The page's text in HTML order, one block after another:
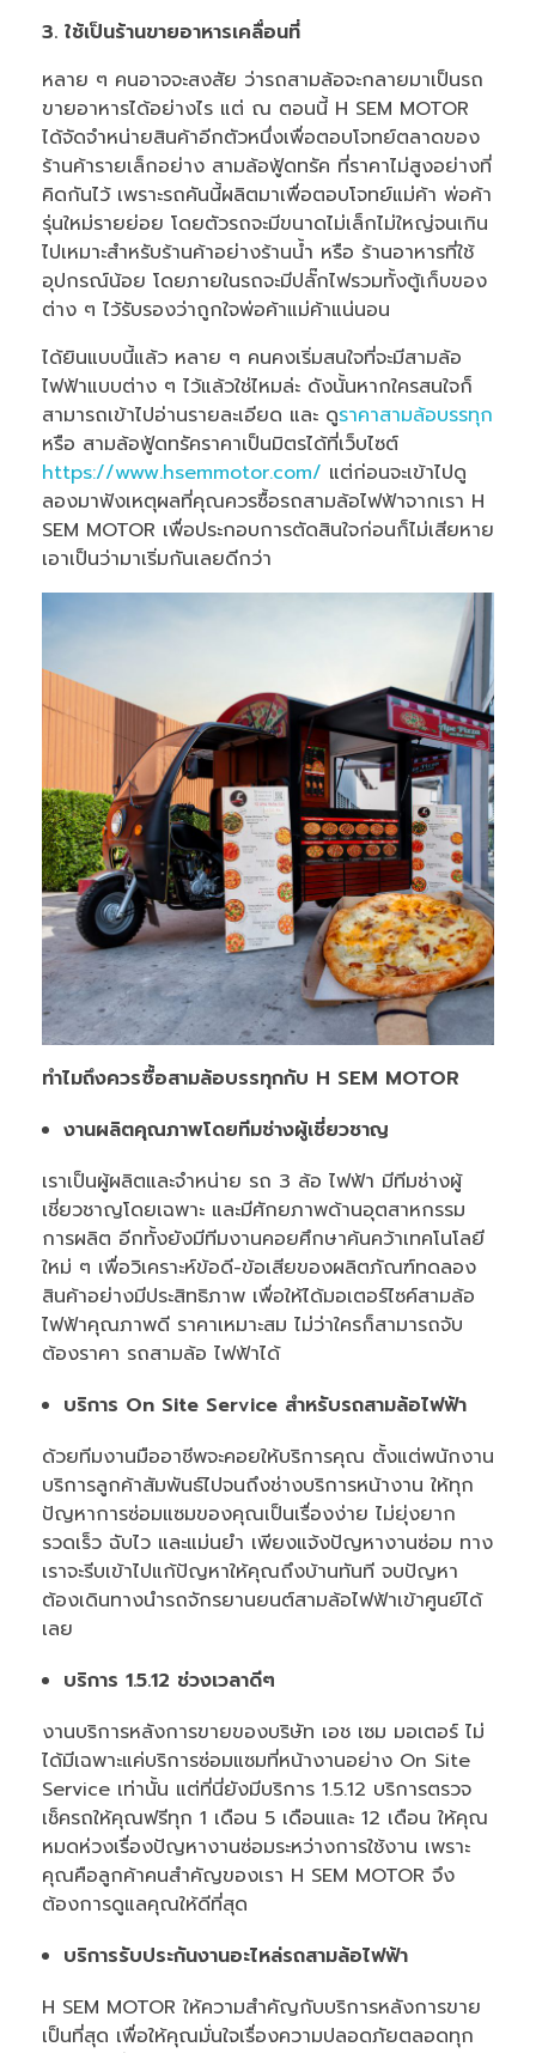
3. ใช้เป็นร้านขายอาหารเคลื่อนที่
หลาย ๆ คนอาจจะสงสัย ว่ารถสามล้อจะกลายมาเป็นรถ
ขายอาหารได้อย่างไร แต่ ณ ตอนนี้ H SEM MOTOR
ได้จัดจำหน่ายสินค้าอีกตัวหนึ่งเพื่อตอบโจทย์ตลาดของ
ร้านค้ารายเล็กอย่าง สามล้อฟู้ดทรัค ที่ราคาไม่สูงอย่างที่
คิดกันไว้ เพราะรถคันนี้ผลิตมาเพื่อตอบโจทย์แม่ค้า พ่อค้า
รุ่นใหม่รายย่อย โดยตัวรถจะมีขนาดไม่เล็กไม่ใหญ่จนเกิน
ไปเหมาะสำหรับร้านค้าอย่างร้านน้ำ หรือ ร้านอาหารที่ใช้
อุปกรณ์น้อย โดยภายในรถจะมีปลั๊กไฟรวมทั้งตู้เก็บของ
ต่าง ๆ ไว้รับรองว่าถูกใจพ่อค้าแม่ค้าแน่นอน
ได้ยินแบบนี้แล้ว หลาย ๆ คนคงเริ่มสนใจที่จะมีสามล้อ
ไฟฟ้าแบบต่าง ๆ ไว้แล้วใช่ไหมล่ะ ดังนั้นหากใครสนใจก็
สามารถเข้าไปอ่านรายละเอียด และ ดูราคาสามล้อบรรทุก
หรือ สามล้อฟู้ดทรัคราคาเป็นมิตรได้ที่เว็บไซต์
https://www.hsemmotor.com/ แต่ก่อนจะเข้าไปดู
ลองมาฟังเหตุผลที่คุณควรซื้อรถสามล้อไฟฟ้าจากเรา H
SEM MOTOR เพื่อประกอบการตัดสินใจก่อนก็ไม่เสียหาย
เอาเป็นว่ามาเริ่มกันเลยดีกว่า
ทำไมถึงควรซื้อสามล้อบรรทุกกับ H SEM MOTOR
งานผลิตคุณภาพโดยทีมช่างผู้เชี่ยวชาญ
เราเป็นผู้ผลิตและจำหน่าย รถ 3 ล้อ ไฟฟ้า มีทีมช่างผู้
เชี่ยวชาญโดยเฉพาะ และมีศักยภาพด้านอุตสาหกรรม
การผลิต อีกทั้งยังมีทีมงานคอยศึกษาค้นคว้าเทคโนโลยี
ใหม่ ๆ เพื่อวิเคราะห์ข้อดี-ข้อเสียของผลิตภัณฑ์ทดลอง
สินค้าอย่างมีประสิทธิภาพ เพื่อให้ได้มอเตอร์ไซค์สามล้อ
ไฟฟ้าคุณภาพดี ราคาเหมาะสม ไม่ว่าใครก็สามารถจับ
ต้องราคา รถสามล้อ ไฟฟ้าได้
บริการ On Site Service สำหรับรถสามล้อไฟฟ้า
ด้วยทีมงานมืออาชีพจะคอยให้บริการคุณ ตั้งแต่พนักงาน
บริการลูกค้าสัมพันธ์ไปจนถึงช่างบริการหน้างาน ให้ทุก
ปัญหาการซ่อมแซมของคุณเป็นเรื่องง่าย ไม่ยุ่งยาก
รวดเร็ว ฉับไว และแม่นยำ เพียงแจ้งปัญหางานซ่อม ทาง
เราจะรีบเข้าไปแก้ปัญหาให้คุณถึงบ้านทันที จบปัญหา
ต้องเดินทางนำรถจักรยานยนต์สามล้อไฟฟ้าเข้าศูนย์ได้
เลย
บริการ 1.5.12 ช่วงเวลาดีๆ
งานบริการหลังการขายของบริษัท เอช เซม มอเตอร์ ไม่
ได้มีเฉพาะแค่บริการซ่อมแซมที่หน้างานอย่าง On Site
Service เท่านั้น แต่ที่นี่ยังมีบริการ 1.5.12 บริการตรวจ
เช็ครถให้คุณฟรีทุก 1 เดือน 5 เดือนและ 12 เดือน ให้คุณ
หมดห่วงเรื่องปัญหางานซ่อมระหว่างการใช้งาน เพราะ
คุณคือลูกค้าคนสำคัญของเรา H SEM MOTOR จึง
ต้องการดูแลคุณให้ดีที่สุด
บริการรับประกันงานอะไหล่รถสามล้อไฟฟ้า
H SEM MOTOR ให้ความสำคัญกับบริการหลังการขาย
เป็นที่สุด เพื่อให้คุณมั่นใจเรื่องความปลอดภัยตลอดทุก